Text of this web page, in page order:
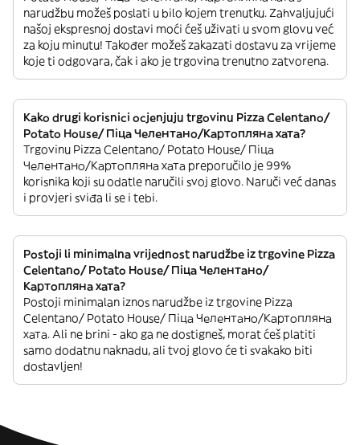
narudžbu možeš poslati u bilo kojem trenutku. Zahvaljujući
našoj ekspresnoj dostavi moći ćeš uživati u svom glovu već
za koju minutu! Također možeš zakazati dostavu za vrijeme
koje ti odgovara, čak i ako je trgovina trenutno zatvorena.
Kako drugi korisnici ocjenjuju trgovinu Pizza Celentano/
Potato House/ Піца Челентано/Картопляна хата?
Trgovinu Pizza Celentano/ Potato House/ Піца
Челентано/Картопляна хата preporučilo je 99%
korisnika koji su odatle naručili svoj glovo. Naruči već danas
i provjeri sviđa li se i tebi.
Postoji li minimalna vrijednost narudžbe iz trgovine Pizza
Celentano/ Potato House/ Піца Челентано/
Картопляна хата?
Postoji minimalan iznos narudžbe iz trgovine Pizza
Celentano/ Potato House/ Піца Челентано/Картопляна
хата. Ali ne brini - ako ga ne dostigneš, morat ćeš platiti
samo dodatnu naknadu, ali tvoj glovo će ti svakako biti
dostavljen!